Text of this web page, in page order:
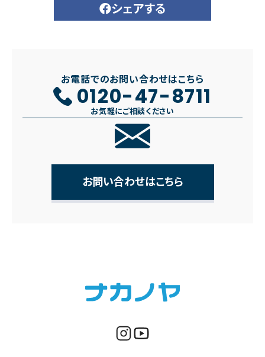
シェアする
お電話でのお問い合わせはこちら
0120-47-8711
お気軽にご相談ください
お問い合わせはこちら